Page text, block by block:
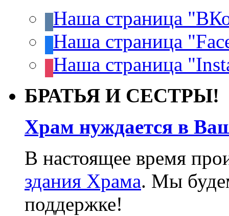
Наша страница
Наша страница
Наша страница
БРАТЬЯ И СЕСТРЫ!
Храм нуждается в
В настоящее время
здания Храма. Мы
поддержке!